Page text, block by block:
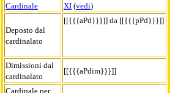
Cardinale
XI (vedi)
Deposto dal
cardinalato
[[{{{aPd}}}]] da [[{{{pPd}}}]]
Dimissioni dal
cardinalato
[[{{{aPdim}}}]]
Cardinale per